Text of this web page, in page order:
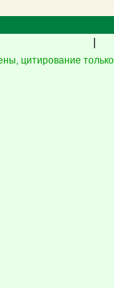
цитирование